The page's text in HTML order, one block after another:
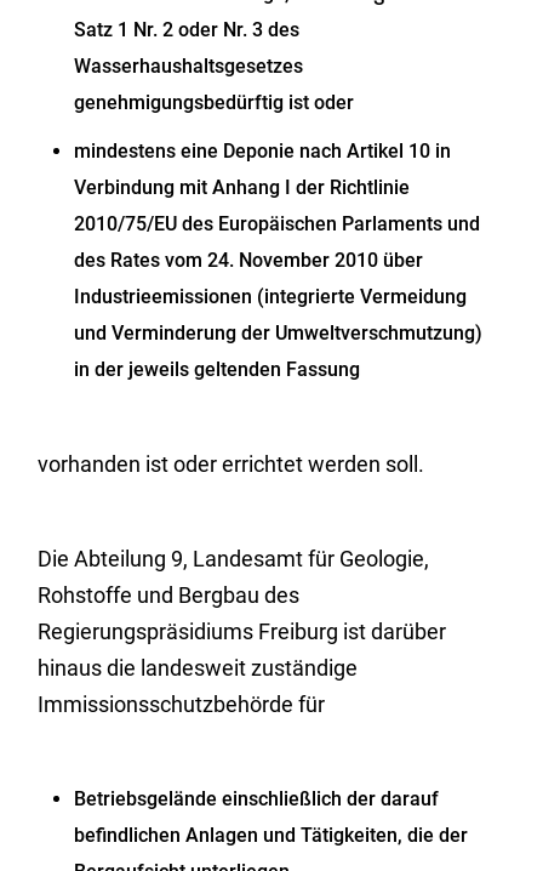
Satz 1 Nr. 2 oder Nr. 3 des
Wasserhaushaltsgesetzes
genehmigungsbedürftig ist oder
mindestens eine Deponie nach Artikel 10 in
Verbindung mit Anhang I der Richtlinie
2010/75/EU des Europäischen Parlaments und
des Rates vom 24. November 2010 über
Industrieemissionen (integrierte Vermeidung
und Verminderung der Umweltverschmutzung)
in der jeweils geltenden Fassung
vorhanden ist oder errichtet werden soll.
Die Abteilung 9, Landesamt für Geologie,
Rohstoffe und Bergbau des
Regierungspräsidiums Freiburg ist darüber
hinaus die landesweit zuständige
Immissionsschutzbehörde für
Betriebsgelände einschließlich der darauf
befindlichen Anlagen und Tätigkeiten, die der